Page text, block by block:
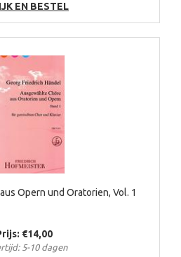
EN BESTEL
Opern und Oratorien, Vol. 1
€14,00
5-10 dagen